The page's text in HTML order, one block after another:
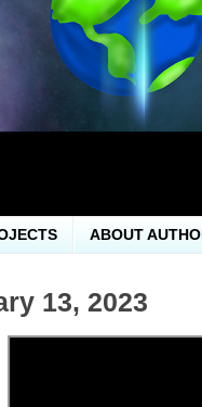
ABOUT
13, 2023